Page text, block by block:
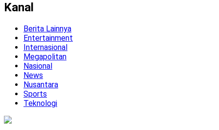
Kanal
Berita Lainnya
Entertainment
Internasional
Megapolitan
Nasional
News
Nusantara
Sports
Teknologi